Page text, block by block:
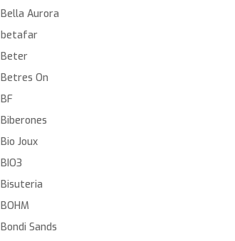
Bella Aurora
betafar
Beter
Betres On
BF
Biberones
Bio Joux
BIO3
Bisuteria
BOHM
Bondi Sands